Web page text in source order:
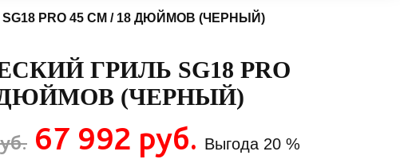
PRO 45 СМ / 18 ДЮЙМОВ (ЧЕРНЫЙ)
ГРИЛЬ SG18 PRO
ДЮЙМОВ (ЧЕРНЫЙ)
67 992 руб. Выгода 20 %